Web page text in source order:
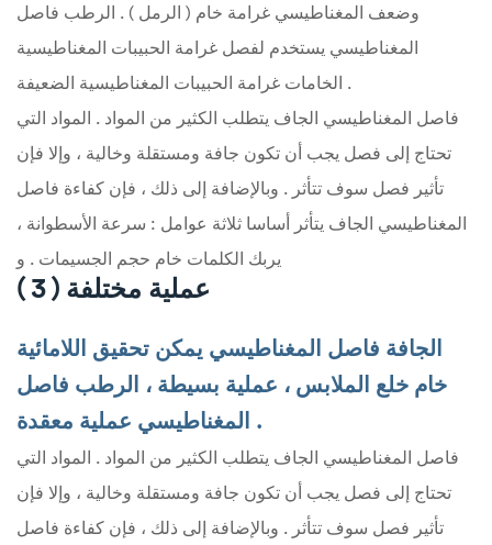
وضعف المغناطيسي غرامة خام ( الرمل ) . الرطب فاصل
المغناطيسي يستخدم لفصل غرامة الحبيبات المغناطيسية
الخامات غرامة الحبيبات المغناطيسية الضعيفة .
فاصل المغناطيسي الجاف يتطلب الكثير من المواد . المواد التي
تحتاج إلى فصل يجب أن تكون جافة ومستقلة وخالية ، وإلا فإن
تأثير فصل سوف تتأثر . وبالإضافة إلى ذلك ، فإن كفاءة فاصل
المغناطيسي الجاف يتأثر أساسا ثلاثة عوامل : سرعة الأسطوانة ،
يربك الكلمات خام حجم الجسيمات . و
( 3 ) عملية مختلفة
الجافة فاصل المغناطيسي يمكن تحقيق اللامائية
خام خلع الملابس ، عملية بسيطة ، الرطب فاصل
المغناطيسي عملية معقدة .
فاصل المغناطيسي الجاف يتطلب الكثير من المواد . المواد التي
تحتاج إلى فصل يجب أن تكون جافة ومستقلة وخالية ، وإلا فإن
تأثير فصل سوف تتأثر . وبالإضافة إلى ذلك ، فإن كفاءة فاصل